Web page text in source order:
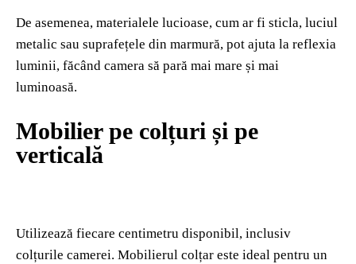
De asemenea, materialele lucioase, cum ar fi sticla, luciul
metalic sau suprafețele din marmură, pot ajuta la reflexia
luminii, făcând camera să pară mai mare și mai
luminoasă.
Mobilier pe colțuri și pe
verticală
Utilizează fiecare centimetru disponibil, inclusiv
colțurile camerei. Mobilierul colțar este ideal pentru un